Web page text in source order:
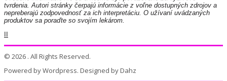
tvrdenia. Autori stránky čerpajú informácie z voľne dostupných zdrojov a
nepreberajú zodpovednosť za ich interpretáciu. O užívaní uvádzaných
produktov sa poraďte so svojím lekárom.
© 2026 . All Rights Reserved.
Powered by Wordpress. Designed by Dahz